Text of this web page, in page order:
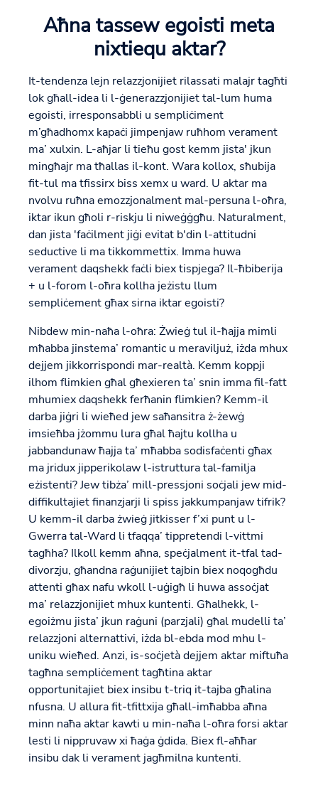
Aħna tassew egoisti meta
nixtiequ aktar?
It-tendenza lejn relazzjonijiet rilassati malajr tagħti
lok għall-idea li l-ġenerazzjonijiet tal-lum huma
egoisti, irresponsabbli u sempliċiment
m’għadhomx kapaċi jimpenjaw ruħhom verament
ma’ xulxin. L-aħjar li tieħu gost kemm jista' jkun
mingħajr ma tħallas il-kont. Wara kollox, sħubija
fit-tul ma tfissirx biss xemx u ward. U aktar ma
nvolvu ruħna emozzjonalment mal-persuna l-oħra,
iktar ikun għoli r-riskju li niweġġgħu. Naturalment,
dan jista 'faċilment jiġi evitat b'din l-attitudni
seductive li ma tikkommettix. Imma huwa
verament daqshekk faċli biex tispjega? Il-​ħbiberija
+ u l-​forom l-​oħra kollha jeżistu llum
sempliċement għax sirna iktar egoisti?
Nibdew min-naħa l-oħra: Żwieġ tul il-ħajja mimli
mħabba jinstema’ romantic u meraviljuż, iżda mhux
dejjem jikkorrispondi mar-realtà. Kemm koppji
ilhom flimkien għal għexieren ta’ snin imma fil-fatt
mhumiex daqshekk ferħanin flimkien? Kemm-il
darba jiġri li wieħed jew saħansitra ż-żewġ
imsieħba jżommu lura għal ħajtu kollha u
jabbandunaw ħajja ta’ mħabba sodisfaċenti għax
ma jridux jipperikolaw l-istruttura tal-familja
eżistenti? Jew tibża’ mill-pressjoni soċjali jew mid-
diffikultajiet finanzjarji li spiss jakkumpanjaw tifrik?
U kemm-il darba żwieġ jitkisser f’xi punt u l-
Gwerra tal-Ward li tfaqqa’ tippretendi l-vittmi
tagħha? Ilkoll kemm aħna, speċjalment it-tfal tad-
divorzju, għandna raġunijiet tajbin biex noqogħdu
attenti għax nafu wkoll l-uġigħ li huwa assoċjat
ma’ relazzjonijiet mhux kuntenti. Għalhekk, l-
egoiżmu jista’ jkun raġuni (parzjali) għal mudelli ta’
relazzjoni alternattivi, iżda bl-ebda mod mhu l-
uniku wieħed. Anzi, is-soċjetà dejjem aktar miftuħa
tagħna sempliċement tagħtina aktar
opportunitajiet biex insibu t-triq it-tajba għalina
nfusna. U allura fit-tfittxija għall-imħabba aħna
minn naħa aktar kawti u min-naħa l-oħra forsi aktar
lesti li nippruvaw xi ħaġa ġdida. Biex fl-aħħar
insibu dak li verament jagħmilna kuntenti.